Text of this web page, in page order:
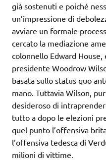
già sostenuti e poiché
un’impressione di
avviare un formale
cercato la mediazione
colonnello Edward
presidente Woodrow
basata sullo status quo
mano. Tuttavia Wilson,
desideroso di
tutto a dopo le elezioni
quel punto l’offensiva
l’offensiva tedesca di
milioni di vittime.